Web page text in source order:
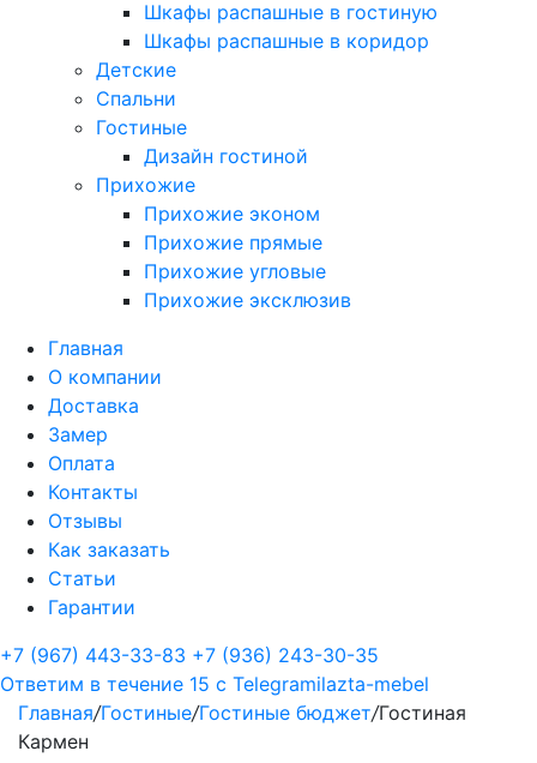
Шкафы распашные в гостиную
Шкафы распашные в коридор
Детские
Спальни
Гостиные
Дизайн гостиной
Прихожие
Прихожие эконом
Прихожие прямые
Прихожие угловые
Прихожие эксклюзив
Главная
О компании
Доставка
Замер
Оплата
Контакты
Отзывы
Как заказать
Статьи
Гарантии
+7 (967) 443-33-83 +7 (936) 243-30-35
Ответим в течение 15 с Telegramilazta-mebel
Главная/Гостиные/Гостиные бюджет/Гостиная
Кармен